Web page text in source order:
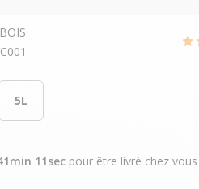
5L
10secpour être livré chez vous